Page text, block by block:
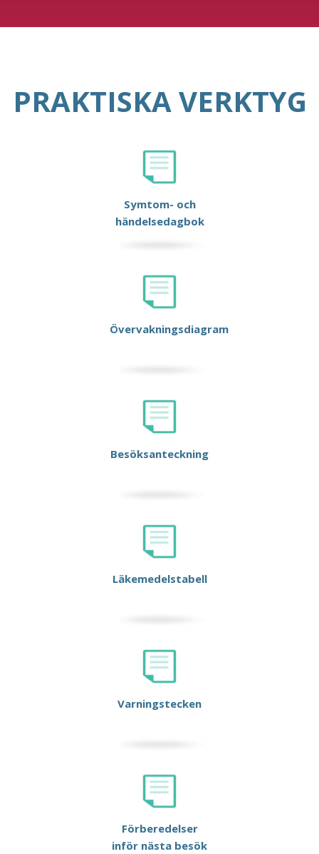
PRAKTISKA VERKTYG
Symtom- och
händelsedagbok
Övervakningsdiagram
Besöksanteckning
Läkemedelstabell
Varningstecken
Förberedelser
inför nästa besök